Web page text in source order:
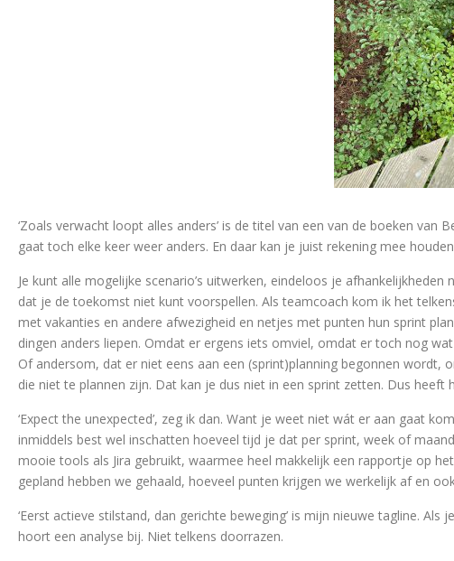
‘Zoals verwacht loopt alles anders’ is de titel van een van de boeken
gaat toch elke keer weer anders. En daar kan je juist rekening mee
Je kunt alle mogelijke scenario’s uitwerken, eindeloos je
dat je de toekomst niet kunt voorspellen. Als teamcoach kom ik het
met vakanties en andere afwezigheid en netjes met punten hun sprint
dingen anders liepen. Omdat er ergens iets omviel, omdat er toch nog
Of andersom, dat er niet eens aan een (sprint)planning begonnen wordt,
die niet te plannen zijn. Dat kan je dus niet in een sprint zetten. Dus heeft
‘Expect the unexpected’, zeg ik dan. Want je weet niet wát er aan gaat
inmiddels best wel inschatten hoeveel tijd je dat per sprint, week of
mooie tools als Jira gebruikt, waarmee heel makkelijk een rapportje op
gepland hebben we gehaald, hoeveel punten krijgen we werkelijk af en
‘Eerst actieve stilstand, dan gerichte beweging’ is mijn nieuwe tagline.
hoort een analyse bij. Niet telkens doorrazen.